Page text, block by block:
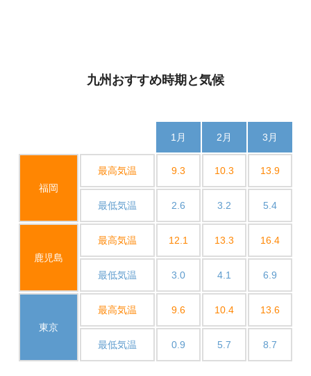
九州おすすめ時期と気候
1月 2月 3月
福岡
最高気温 9.3 10.3 13.9
最低気温 2.6 3.2 5.4
鹿児島
最高気温 12.1 13.3 16.4
最低気温 3.0 4.1 6.9
東京
最高気温 9.6 10.4 13.6
最低気温 0.9 5.7 8.7